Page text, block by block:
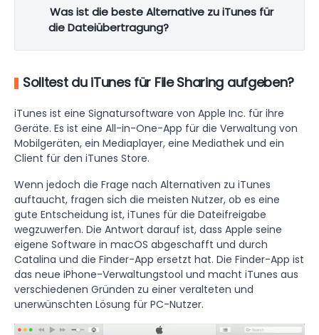
Was ist die beste Alternative zu iTunes für
die Dateiübertragung?
Solltest du iTunes für File Sharing aufgeben?
iTunes ist eine Signatursoftware von Apple Inc. für ihre
Geräte. Es ist eine All-in-One-App für die Verwaltung von
Mobilgeräten, ein Mediaplayer, eine Mediathek und ein
Client für den iTunes Store.
Wenn jedoch die Frage nach Alternativen zu iTunes
auftaucht, fragen sich die meisten Nutzer, ob es eine
gute Entscheidung ist, iTunes für die Dateifreigabe
wegzuwerfen. Die Antwort darauf ist, dass Apple seine
eigene Software in macOS abgeschafft und durch
Catalina und die Finder-App ersetzt hat. Die Finder-App ist
das neue iPhone-Verwaltungstool und macht iTunes aus
verschiedenen Gründen zu einer veralteten und
unerwünschten Lösung für PC-Nutzer.